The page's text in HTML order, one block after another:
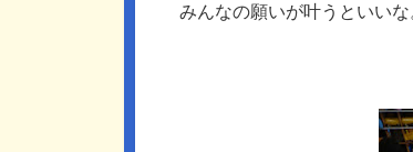
みんなの願いが叶うといいな